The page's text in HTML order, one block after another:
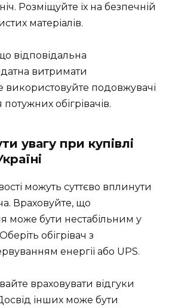
Розміщуйте їх на безпечній
матеріалів.
відповідальна
витримати
використовуйте подовжувачі
обігрівачів.
увагу при купівлі
можуть суттєво вплинути
Враховуйте, що
може бути нестабільним у
обігрівач з
енергії або UPS.
враховувати відгуки
інших може бути